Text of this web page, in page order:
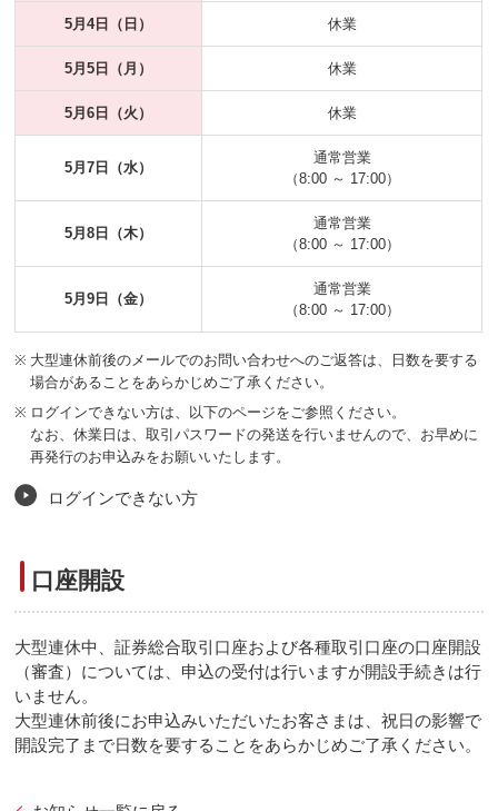
5月4日（日） 休業
5月5日（月） 休業
5月6日（火） 休業
5月7日（水）
通常営業
（8:00 ～ 17:00）
5月8日（木）
通常営業
（8:00 ～ 17:00）
5月9日（金）
通常営業
（8:00 ～ 17:00）
※ 大型連休前後のメールでのお問い合わせへのご返答は、日数を要する
場合があることをあらかじめご了承ください。
※ ログインできない方は、以下のページをご参照ください。
なお、休業日は、取引パスワードの発送を行いませんので、お早めに
再発行のお申込みをお願いいたします。
ログインできない方
口座開設
大型連休中、証券総合取引口座および各種取引口座の口座開設
（審査）については、申込の受付は行いますが開設手続きは行
いません。
大型連休前後にお申込みいただいたお客さまは、祝日の影響で
開設完了まで日数を要することをあらかじめご了承ください。